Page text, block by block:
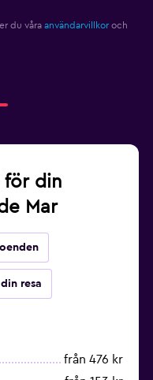
du våra användarvillkor och
för din
Mar
resa
från 476 kr